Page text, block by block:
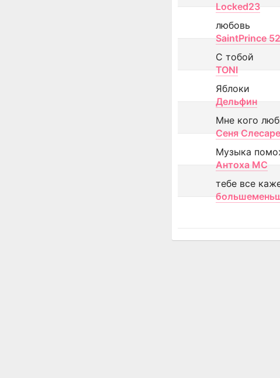
Locked23
любовь
SaintPrince 52
С тобой
TONI
Яблоки
Дельфин
Мне кого
Сеня
Музыка
Антоха МС
тебе все